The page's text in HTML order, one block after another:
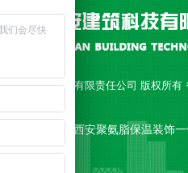
永安建筑科技有限责任公司 版权所有
氨脂复合板,西安聚氨脂保温装饰
板 等产品